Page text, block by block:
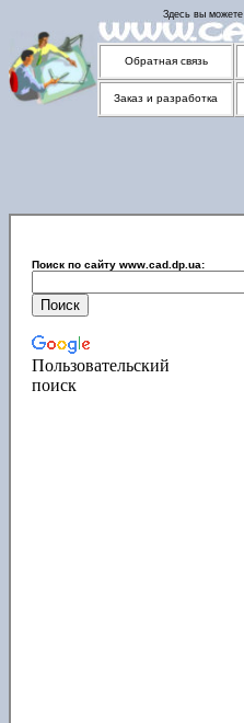
Здесь вы можете
Обратная связь
Заказ и разработка
Поиск по сайту www.cad.dp.ua:
Пользовательский
поиск